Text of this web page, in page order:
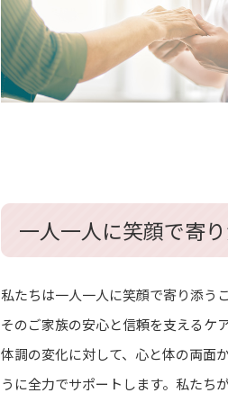
一人一人に笑顔で寄
私たちは一人一人に笑顔で寄り添う
そのご家族の安心と信頼を支えるケ
体調の変化に対して、心と体の両面
うに全力でサポートします。私たち